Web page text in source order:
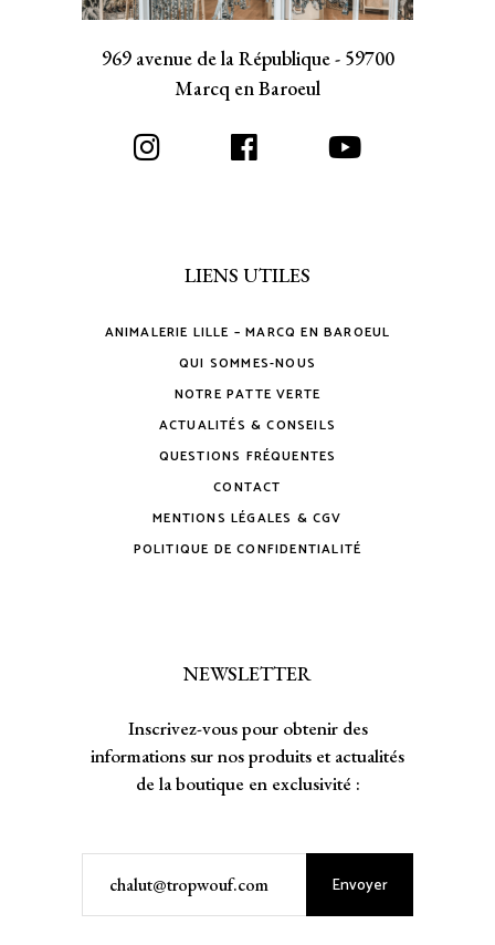
969 avenue de la République - 59700
Marcq en Baroeul
LIENS UTILES
ANIMALERIE LILLE – MARCQ EN BAROEUL
QUI SOMMES-NOUS
NOTRE PATTE VERTE
ACTUALITÉS & CONSEILS
QUESTIONS FRÉQUENTES
CONTACT
MENTIONS LÉGALES & CGV
POLITIQUE DE CONFIDENTIALITÉ
NEWSLETTER
Inscrivez-vous pour obtenir des
informations sur nos produits et actualités
de la boutique en exclusivité :
Envoyer